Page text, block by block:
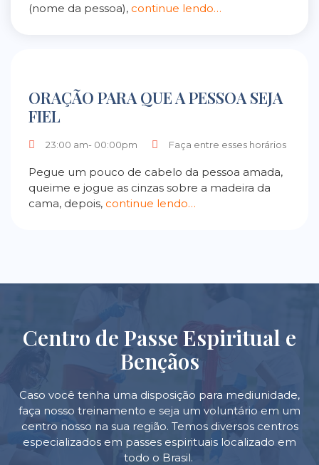
(nome da pessoa), continue lendo…
ORAÇÃO PARA QUE A PESSOA SEJA
FIEL
23:00 am- 00:00pm Faça entre esses horários
Pegue um pouco de cabelo da pessoa amada,
queime e jogue as cinzas sobre a madeira da
cama, depois, continue lendo…
Centro de Passe Espiritual e
Bençãos
Caso você tenha uma disposição para mediunidade,
faça nosso treinamento e seja um voluntário em um
centro nosso na sua região. Temos diversos centros
especializados em passes espirituais localizado em
todo o Brasil.